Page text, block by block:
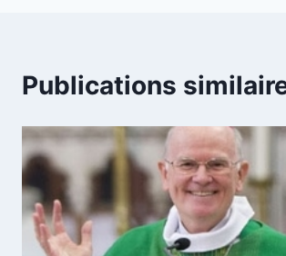
Publications